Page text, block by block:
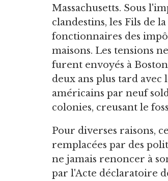
Massachusetts. Sous
clandestins, les Fils de
fonctionnaires des
maisons. Les tensions
furent envoyés à
deux ans plus tard avec
américains par neuf
colonies, creusant le
Pour diverses raisons,
remplacées par des
ne jamais renoncer à
par l'Acte déclaratoire